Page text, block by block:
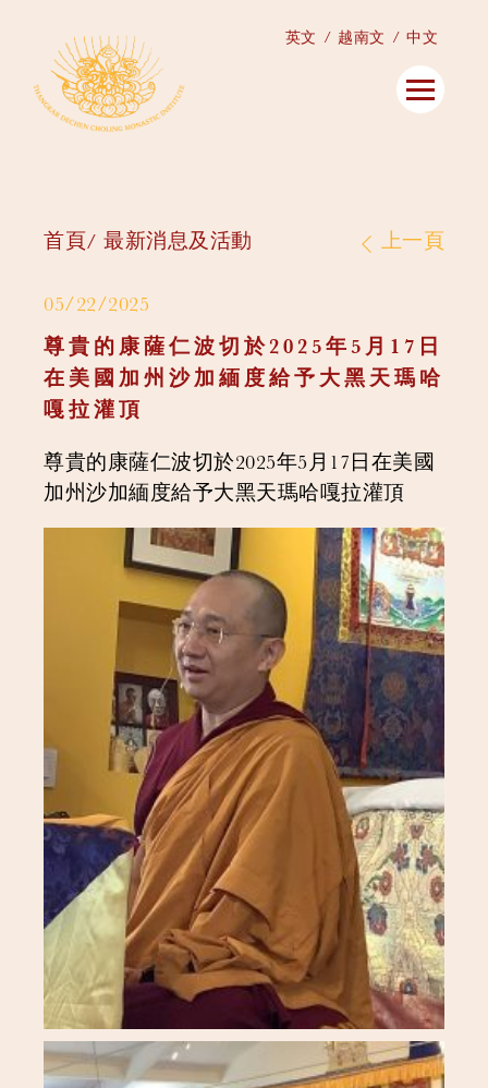
英文 越南文 中文
首頁 最新消息及活動 上一頁
05/22/2025
尊貴的康薩仁波切於2025年5月17日
在美國加州沙加緬度給予大黑天瑪哈
嘎拉灌頂
尊貴的康薩仁波切於2025年5月17日在美國
加州沙加緬度給予大黑天瑪哈嘎拉灌頂